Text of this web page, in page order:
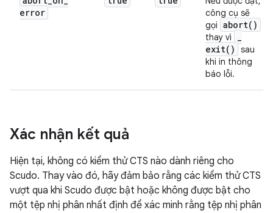
error
công cụ sẽ
gọi abort( )
thay vì
_
exit( )
sau
khi in thông
báo lỗi.
Xác nhận kết quả
Hiện tại, không có kiểm thử CTS nào dành riêng cho
Scudo. Thay vào đó, hãy đảm bảo rằng các kiểm thử CTS
vượt qua khi Scudo được bật hoặc không được bật cho
một tệp nhị phân nhất định để xác minh rằng tệp nhị phân